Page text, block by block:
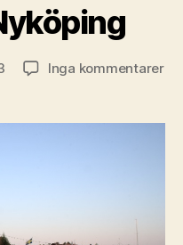
Inga kommentarertill